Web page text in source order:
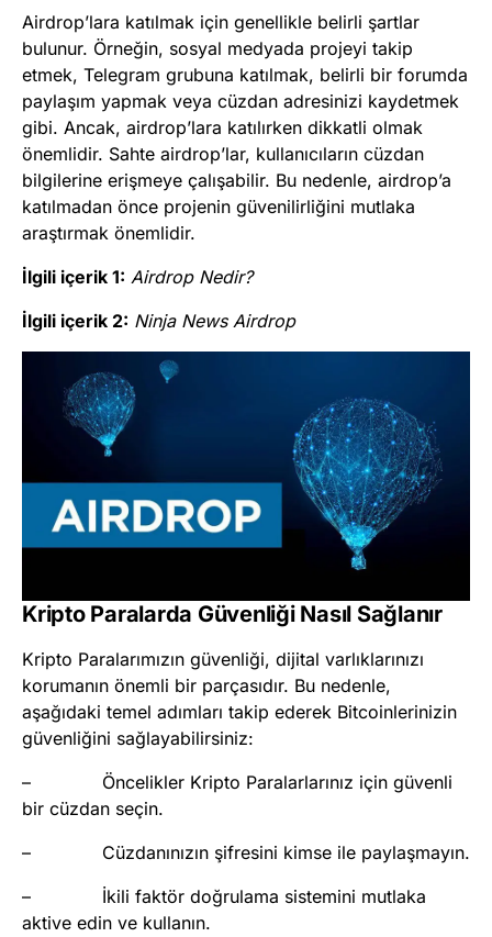
Airdrop’lara katılmak için genellikle belirli şartlar
bulunur. Örneğin, sosyal medyada projeyi takip
etmek, Telegram grubuna katılmak, belirli bir forumda
paylaşım yapmak veya cüzdan adresinizi kaydetmek
gibi. Ancak, airdrop’lara katılırken dikkatli olmak
önemlidir. Sahte airdrop’lar, kullanıcıların cüzdan
bilgilerine erişmeye çalışabilir. Bu nedenle, airdrop’a
katılmadan önce projenin güvenilirliğini mutlaka
araştırmak önemlidir.
İlgili içerik 1: Airdrop Nedir?
İlgili içerik 2: Ninja News Airdrop
Kripto Paralarda Güvenliği Nasıl Sağlanır
Kripto Paralarımızın güvenliği, dijital varlıklarınızı
korumanın önemli bir parçasıdır. Bu nedenle,
aşağıdaki temel adımları takip ederek Bitcoinlerinizin
güvenliğini sağlayabilirsiniz:
– Öncelikler Kripto Paralarlarınız için güvenli
bir cüzdan seçin.
– Cüzdanınızın şifresini kimse ile paylaşmayın.
– İkili faktör doğrulama sistemini mutlaka
aktive edin ve kullanın.